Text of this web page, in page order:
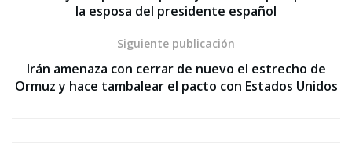
la esposa del presidente español
Siguiente publicación
Irán amenaza con cerrar de nuevo el estrecho de
Ormuz y hace tambalear el pacto con Estados Unidos